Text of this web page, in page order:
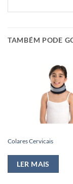
TAMBÉM PODE
Colares Cervicais
LER MAIS